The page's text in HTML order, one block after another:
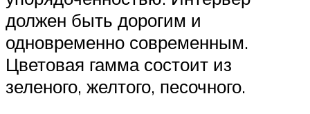
должен быть дорогим и
одновременно современным.
Цветовая гамма состоит из
зеленого, желтого, песочного.